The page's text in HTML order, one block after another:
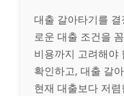
대출 갈아타기를
로운 대출 조건을
비용까지 고려해야
확인하고, 대출 갈
현재 대출보다 저